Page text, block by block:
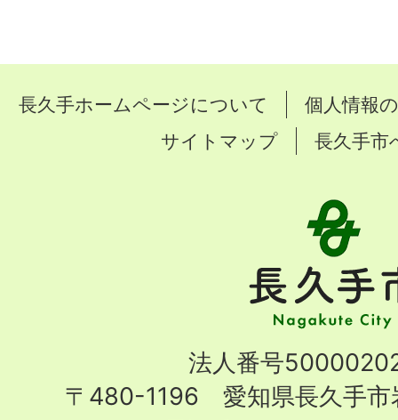
長久手ホームページについて
個人情報
サイトマップ
長久手市
手
市
City
法人番号
〒480-1196 愛知県長久手市